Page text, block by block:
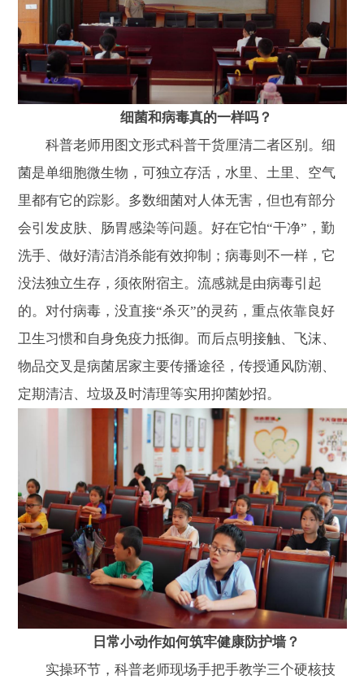
细菌和病毒真的一样吗？
科普老师用图文形式科普干货厘清二者区别。细
菌是单细胞微生物，可独立存活，水里、土里、空气
里都有它的踪影。多数细菌对人体无害，但也有部分
会引发皮肤、肠胃感染等问题。好在它怕“干净”，勤
洗手、做好清洁消杀能有效抑制；病毒则不一样，它
没法独立生存，须依附宿主。流感就是由病毒引起
的。对付病毒，没直接“杀灭”的灵药，重点依靠良好
卫生习惯和自身免疫力抵御。而后点明接触、飞沫、
物品交叉是病菌居家主要传播途径，传授通风防潮、
定期清洁、垃圾及时清理等实用抑菌妙招。
日常小动作如何筑牢健康防护墙？
实操环节，科普老师现场手把手教学三个硬核技